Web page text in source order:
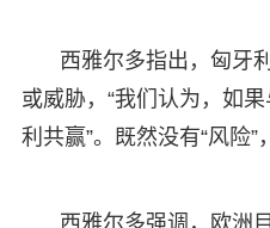
西雅尔多指出，匈牙
或威胁，“我们认为，如
利共赢”。既然没有“风险”
西雅尔多强调，欧洲